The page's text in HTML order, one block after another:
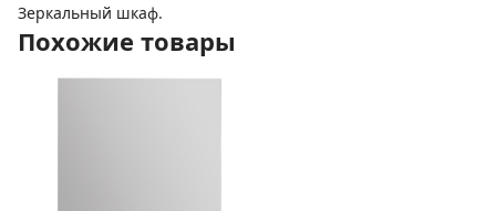
Зеркальный шкаф.
Похожие товары